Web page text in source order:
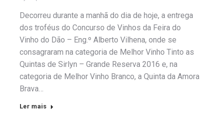
Decorreu durante a manhã do dia de hoje, a entrega
dos troféus do Concurso de Vinhos da Feira do
Vinho do Dão – Eng.º Alberto Vilhena, onde se
consagraram na categoria de Melhor Vinho Tinto as
Quintas de Sirlyn – Grande Reserva 2016 e, na
categoria de Melhor Vinho Branco, a Quinta da Amora
Brava…
Ler mais